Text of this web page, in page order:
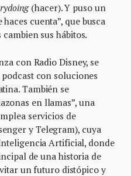
(hacer). Y puso un
haces cuenta”, que busca
sus hábitos.
con Radio Disney, se
con soluciones
También se
en llamas”, una
servicios de
y Telegram), cuya
Artificial, donde
de una historia de
un futuro distópico y